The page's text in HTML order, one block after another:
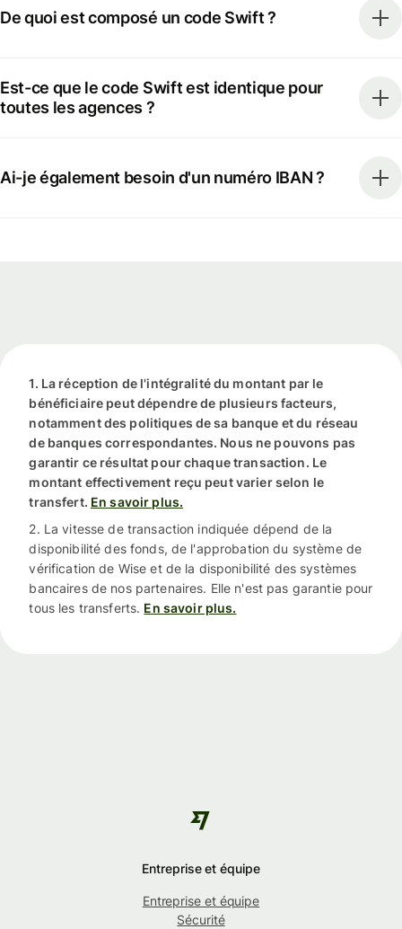
De quoi est composé un code Swift ?
Est-ce que le code Swift est identique pour
toutes les agences ?
Ai-je également besoin d'un numéro IBAN ?
1. La réception de l'intégralité du montant par le
bénéficiaire peut dépendre de plusieurs facteurs,
notamment des politiques de sa banque et du réseau
de banques correspondantes. Nous ne pouvons pas
garantir ce résultat pour chaque transaction. Le
montant effectivement reçu peut varier selon le
transfert. En savoir plus.
2. La vitesse de transaction indiquée dépend de la
disponibilité des fonds, de l'approbation du système de
vérification de Wise et de la disponibilité des systèmes
bancaires de nos partenaires. Elle n'est pas garantie pour
tous les transferts. En savoir plus.
Entreprise et équipe
Entreprise et équipe
Sécurité